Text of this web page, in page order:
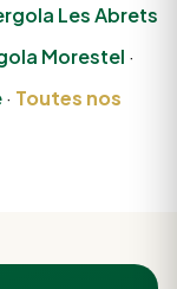
Les Abrets
Morestel ·
· Toutes nos